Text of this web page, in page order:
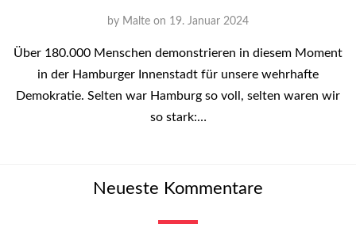
by Malte on 19. Januar 2024
Über 180.000 Menschen demonstrieren in diesem Moment
in der Hamburger Innenstadt für unsere wehrhafte
Demokratie. Selten war Hamburg so voll, selten waren wir
so stark:…
Neueste Kommentare